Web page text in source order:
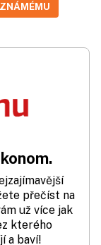
přečíst na
už více jak
kterého
a baví!